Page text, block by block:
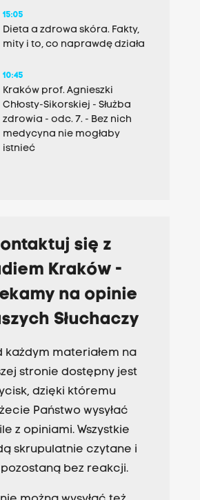
15:05
Dieta a zdrowa skóra. Fakty,
mity i to, co naprawdę działa
10:45
Kraków prof. Agnieszki
Chłosty-Sikorskiej - Służba
zdrowia - odc. 7. - Bez nich
medycyna nie mogłaby
istnieć
się z
Kraków -
na opinie
Słuchaczy
każdym materiałem na
stronie dostępny jest
dzięki któremu
Państwo wysyłać
z opiniami. Wszystkie
skrupulatnie czytane i
bez reakcji.